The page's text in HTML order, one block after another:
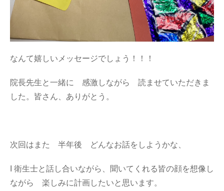
なんて嬉しいメッセージでしょう！！！
院長先生と一緒に 感激しながら 読ませていただきま
した。皆さん、ありがとう。
次回はまた 半年後 どんなお話をしようかな、
I 衛生士と話し合いながら、聞いてくれる皆の顔を想像し
ながら 楽しみに計画したいと思います。